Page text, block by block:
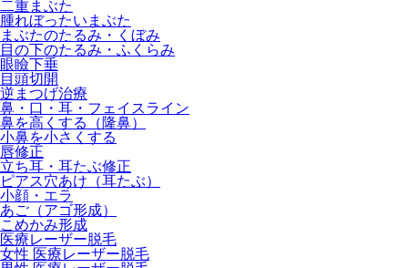
二重まぶた
腫れぼったいまぶた
まぶたのたるみ・くぼみ
目の下のたるみ・ふくらみ
眼瞼下垂
目頭切開
逆まつげ治療
鼻・口・耳・フェイスライン
鼻を高くする（隆鼻）
小鼻を小さくする
唇修正
立ち耳・耳たぶ修正
ピアス穴あけ（耳たぶ）
小顔・エラ
あご（アゴ形成）
こめかみ形成
医療レーザー脱毛
女性 医療レーザー脱毛